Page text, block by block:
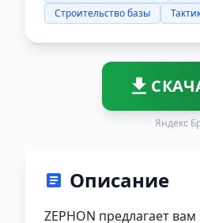
Строительство базы
Яндекс
Описание
ZEPHON предлагает вам